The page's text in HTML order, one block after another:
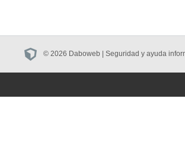
© 2026 Daboweb | Seguridad y ayuda